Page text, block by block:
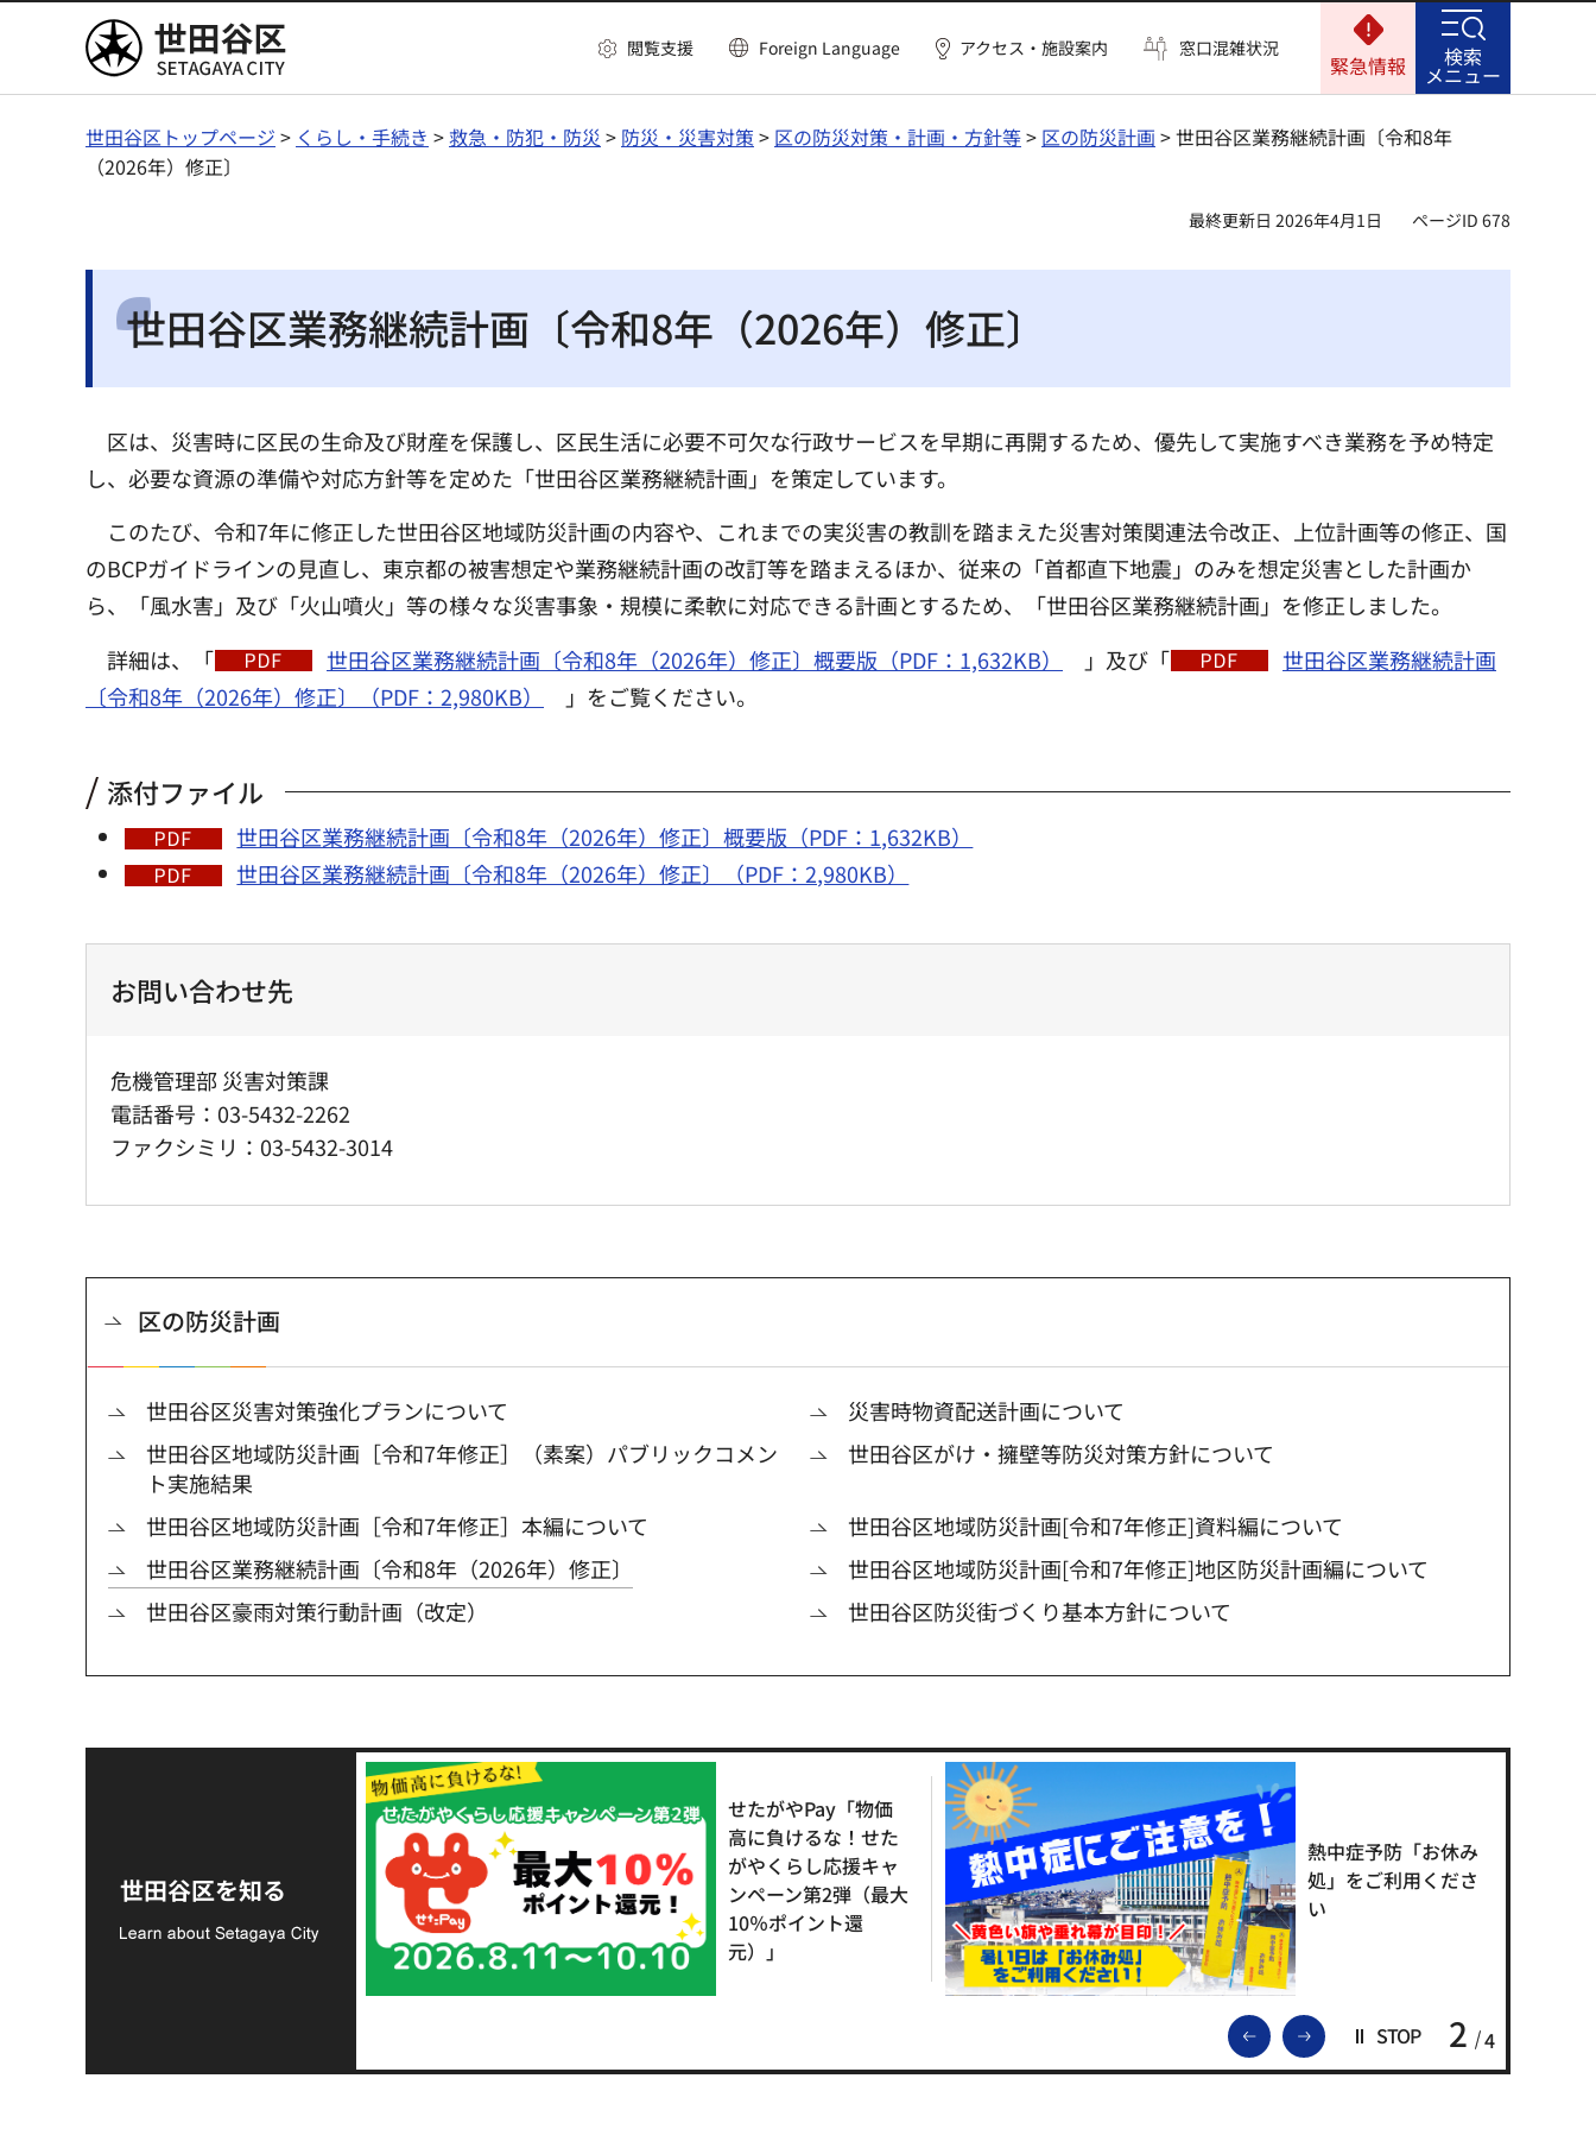
世田谷区 閲覧支援 Foreign Language アクセス・施設案内 窓口混雑状況
緊急情報 検索
メニュー
世田谷区トップページ > くらし・手続き >救急・防犯・防災 > 防災・災害対策> 区の防災対策・計画・方針等> 区の防災計画 > 世田谷区業務継続計画〔令和8年
（2026年）修正〕
最終更新日 2026年4月1日 ページID 678
世田谷区業務継続計画〔令和8年（2026年）修正〕
区は、災害時に区民の生命及び財産を保護し、区民生活に必要不可欠な行政サービスを早期に再開するため、優先して実施すべき業務を予め特定
し、必要な資源の準備や対応方針等を定めた「世田谷区業務継続計画」を策定しています。
このたび、令和7年に修正した世田谷区地域防災計画の内容や、これまでの実災害の教訓を踏まえた災害対策関連法令改正、上位計画等の修正、国
のBCPガイドラインの見直し、東京都の被害想定や業務継続計画の改訂等を踏まえるほか、従来の「首都直下地震」のみを想定災害とした計画か
ら、「風水害」及び「火山噴火」等の様々な災害事象・規模に柔軟に対応できる計画とするため、「世田谷区業務継続計画」を修正しました。
詳細は、「
世田谷区業務継続計画〔令和8年（2026年）修正〕概要版（PDF：1,632KB） 」及び「
世田谷区業務継続計画
〔令和8年（2026年）修正〕（PDF：2,980KB）
」をご覧ください。
添付ファイル
世田谷区業務継続計画〔令和8年（2026年）修正〕概要版（PDF：1,632KB）
世田谷区業務継続計画〔令和8年（2026年）修正〕（PDF：2,980KB）
お問い合わせ先
危機管理部 災害対策課
電話番号：03-5432-2262
ファクシミリ：03-5432-3014
区の防災計画
世田谷区災害対策強化プランについて
災害時物資配送計画について
世田谷区地域防災計画［令和7年修正］（素案）パブリックコメン
ト実施結果
世田谷区がけ・擁壁等防災対策方針について
世田谷区地域防災計画［令和7年修正］本編について
世田谷区地域防災計画[令和7年修正]資料編について
世田谷区業務継続計画〔令和8年（2026年）修正〕
世田谷区地域防災計画[令和7年修正]地区防災計画編について
世田谷区豪雨対策行動計画（改定）
世田谷区防災街づくり基本方針について
世田谷区を知る
前のスライドを表示
次のスライドを表示
STOP 2 4
支援金の募集につい
て
せたがやPay「物価
高に負けるな！せた
がやくらし応援キャ
ンペーン第2弾（最大
10％ポイント還
元）」
熱中症予防「お休み
処」をご利用くださ
い